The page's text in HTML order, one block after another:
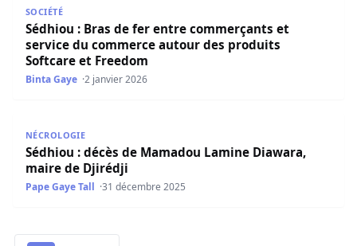
SOCIÉTÉ
Sédhiou : Bras de fer entre commerçants et
service du commerce autour des produits
Softcare et Freedom
Binta Gaye 2 janvier 2026
NÉCROLOGIE
Sédhiou : décès de Mamadou Lamine Diawara,
maire de Djirédji
Pape Gaye Tall 31 décembre 2025